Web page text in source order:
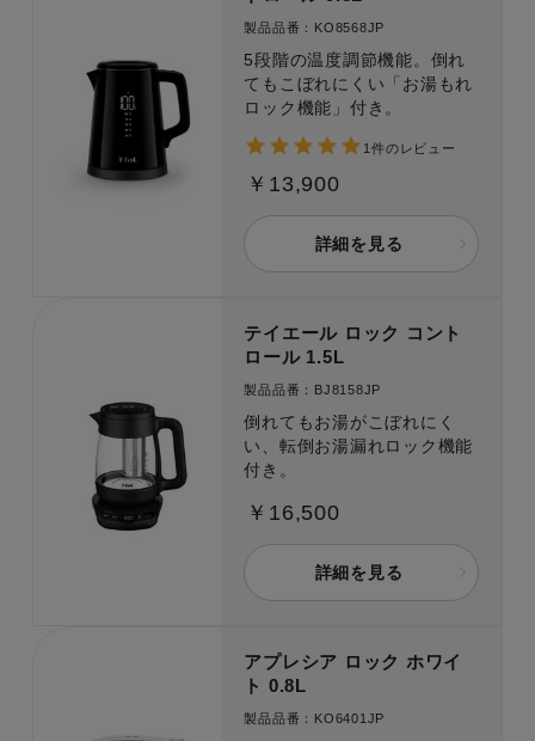
製品品番：KO8568JP
5段階の温度調節機能。倒れ
てもこぼれにくい「お湯もれ
ロック機能」付き。
1件のレビュー
￥13,900
詳細を見る
テイエール ロック コント
ロール 1.5L
製品品番：BJ8158JP
倒れてもお湯がこぼれにく
い、転倒お湯漏れロック機能
付き。
￥16,500
詳細を見る
アプレシア ロック ホワイ
ト 0.8L
製品品番：KO6401JP